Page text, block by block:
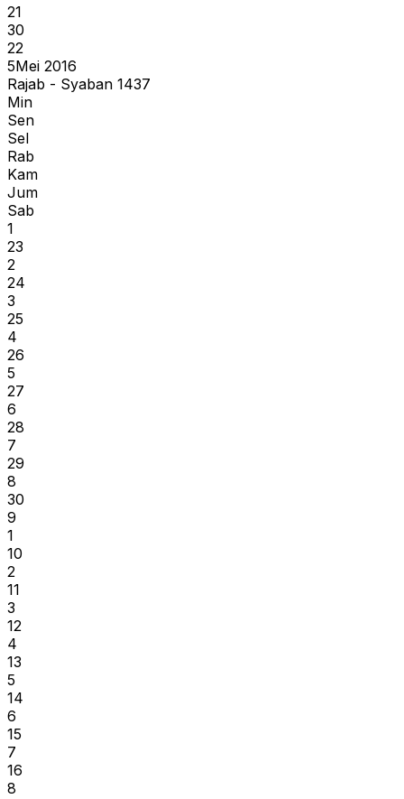
21
30
22
5Mei 2016
Rajab - Syaban 1437
Min
Sen
Sel
Rab
Kam
Jum
Sab
1
23
2
24
3
25
4
26
5
27
6
28
7
29
8
30
9
1
10
2
11
3
12
4
13
5
14
6
15
7
16
8